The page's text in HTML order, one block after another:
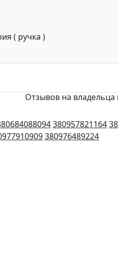
( ручка )
Отзывов на владельца
380957821164
380976489224